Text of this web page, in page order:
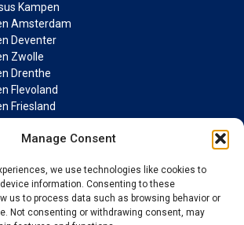
Manage Consent
we use technologies like cookies to
information. Consenting to these
us to process data such as browsing behavior or
Not consenting or withdrawing consent, may
Kampen
Amsterdam
Deventer
Zwolle
Drenthe
Flevoland
Friesland
Gelderland
Noord-Brabant
Noord Holland
Overijssel
Utrecht